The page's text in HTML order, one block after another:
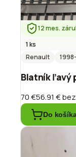
12 mes.
1 ks
Renault
1998
Blatník ľavý
70 €56.91 €bez
Do